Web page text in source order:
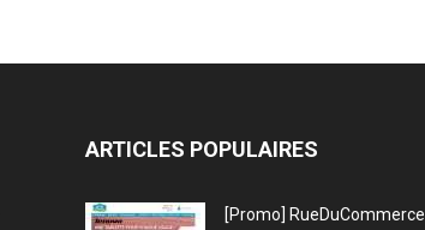
ARTICLES POPULAIRES
[Promo] RueDuCommerce